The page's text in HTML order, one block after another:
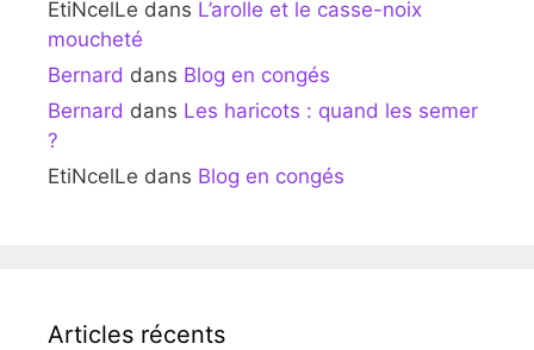
EtiNcelLe dans L’arolle et le casse-noix
moucheté
Bernard dans Blog en congés
Bernard dans Les haricots : quand les semer
?
EtiNcelLe dans Blog en congés
Articles récents